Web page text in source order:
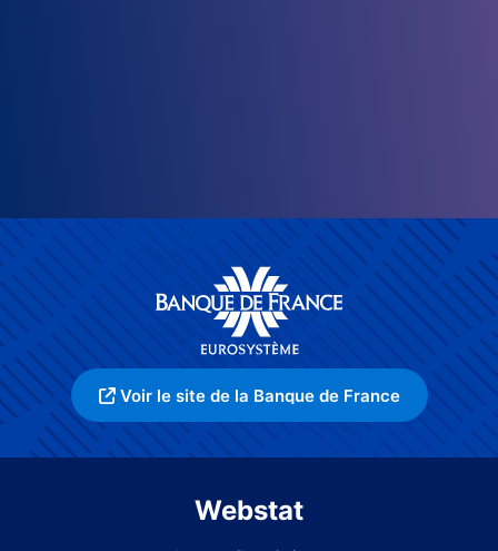
Voir le site de la Banque de France
Webstat